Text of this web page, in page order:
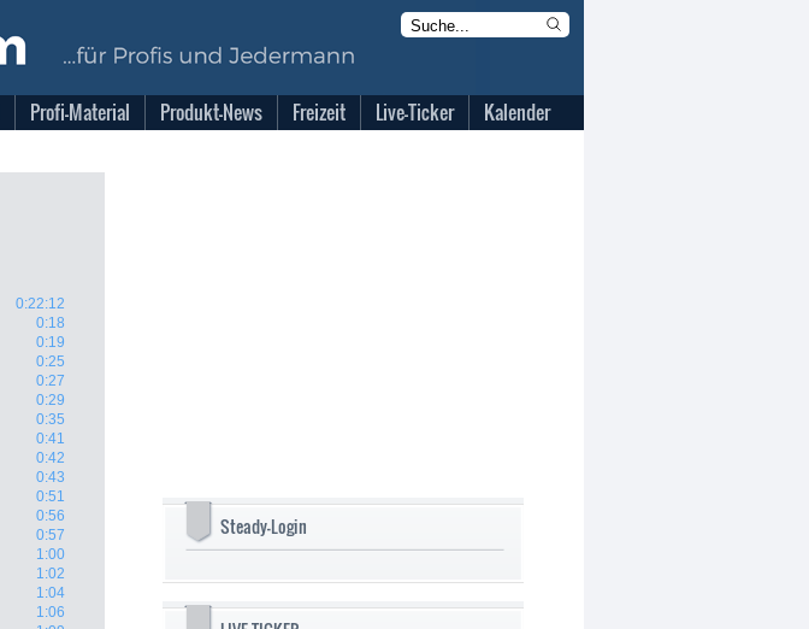
Profi-Material Produkt-News Freizeit Live-Ticker Kalender
0:22:12
0:18
0:19
0:25
0:27
0:29
0:35
0:41
0:42
0:43
0:51
0:56
0:57
1:00
1:02
1:04
1:06
Steady-Login